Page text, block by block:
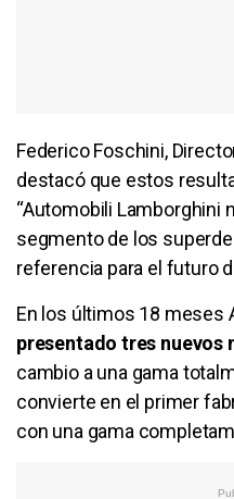
Federico Foschini,
destacó que estos
“Automobili Lamborghini
segmento de los
referencia para el futuro
En los últimos 18 meses
presentado tres nuevos
cambio a una gama
convierte en el primer
con una gama